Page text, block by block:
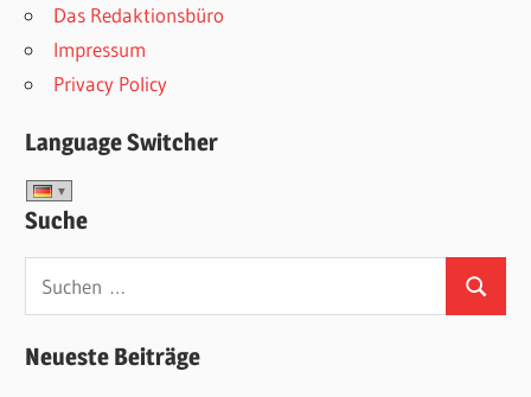
Das Redaktionsbüro
Impressum
Privacy Policy
Language Switcher
Suche
Suchen
nach:
Suchen
Neueste Beiträge